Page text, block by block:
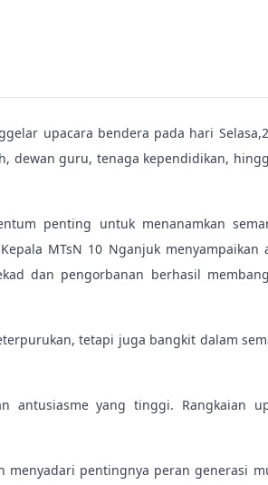
upacara bendera pada hari
dewan guru, tenaga kependidikan,
penting untuk menanamkan
MTsN 10 Nganjuk menyampaikan
dan pengorbanan berhasil
tetapi juga bangkit dalam
antusiasme yang tinggi. Rangkaian
pentingnya peran generasi